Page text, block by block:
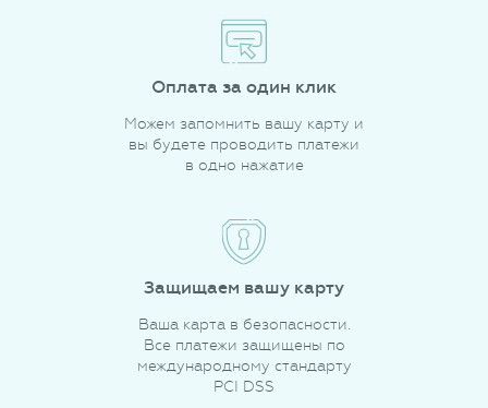
Оплата за один клик
Можем запомнить вашу карту и
вы будете проводить платежи
в одно нажатие
Защищаем вашу карту
Ваша карта в безопасности.
Все платежи защищены по
международному стандарту
PCI DSS